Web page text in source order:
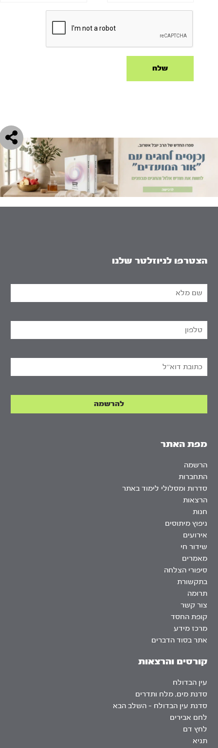
מפת האתר
הרשמה
התחברות
סדרות ומסלולי לימוד באתר
הרצאות
חנות
ניפוץ מיתוסים
אירועים
שידור חי
מאמרים
סיפורי הצלחה
בתקשורת
תרומה
צור קשר
קופת החסד
מרכז מידע
אתר בסוד הדברים
קורסים והרצאות
עין הבדולח
סדנת מים, מלח ותדרים
סדנת עין הבדולח – השלב הבא
לחם אבירים
לחץ דם
תניא
הצטרפו לניוזלטר שלנו